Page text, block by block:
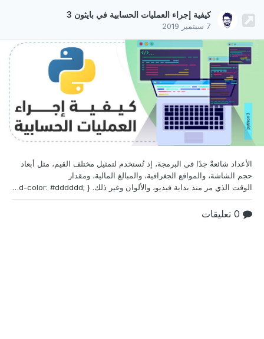
كيفية إجراء العمليات الحسابية في بايثون 3
7 سبتمبر 2019
الأعداد شائعةٌ جدًا في البرمجة، إذ تُستخدم لتمثيل مختلف القيم، مثل أبعاد
حجم الشاشة، والمواقع الجغرافية، والمبالغ المالية، ومقدار
الوقت الذي مر منذ بداية فيديو، والألوان وغير ذلك. table { width: 100%; } thead { vertical-align: middle; text-align: center; } td, th { border: 1px solid #dddddd; text-align: right; padding: 8px; text-align: inherit; } tr:nth-child(even) { background-color: #dddddd; } تعد القدرة على تنفيذ العمليات الرياضية بفع